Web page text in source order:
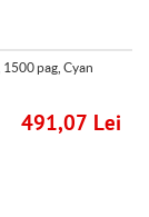
pag, Cyan
491,07 Lei